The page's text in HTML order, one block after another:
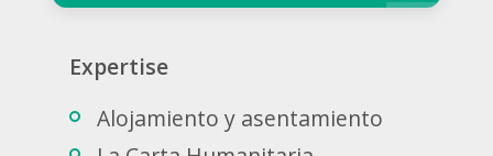
Expertise
Alojamiento y asentamiento